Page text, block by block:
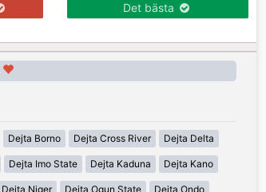
Det bästa
Dejta Borno Dejta Cross River Dejta Delta
Dejta Imo State Dejta Kaduna Dejta Kano
Dejta Niger Dejta Ogun State Dejta Ondo